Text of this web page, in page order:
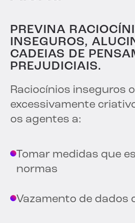
PREVINA
INSEGUROS,
CADEIAS DE
PREJUDICIAIS.
Raciocínios inseguros
excessivamente
os agentes a:
Tomar medidas que
normas
Vazamento de dados